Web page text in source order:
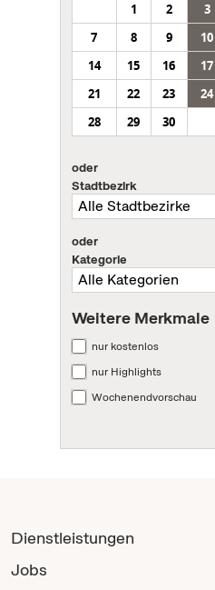
1
2 3
7
8 9 10
14
15 16 17
21
22 23 24
28
29 30
oder
Stadtbezirk
oder
Kategorie
Weitere Merkmale
nur kostenlos
nur Highlights
Wochenendvorschau
Dienstleistungen
Jobs